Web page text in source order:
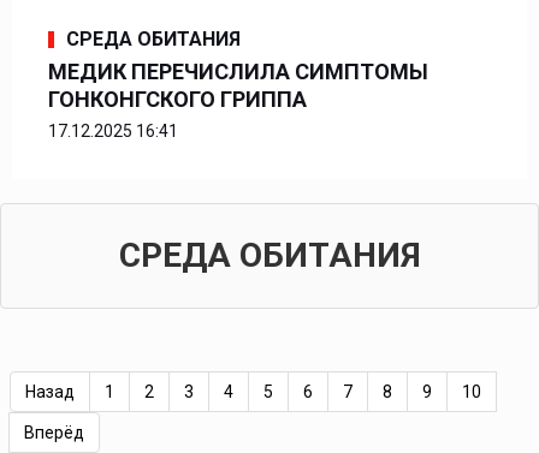
СРЕДА ОБИТАНИЯ
МЕДИК ПЕРЕЧИСЛИЛА СИМПТОМЫ
ГОНКОНГСКОГО ГРИППА
17.12.2025 16:41
СРЕДА ОБИТАНИЯ
Назад 1 2 3 4 5 6 7 8 9 10
Вперёд